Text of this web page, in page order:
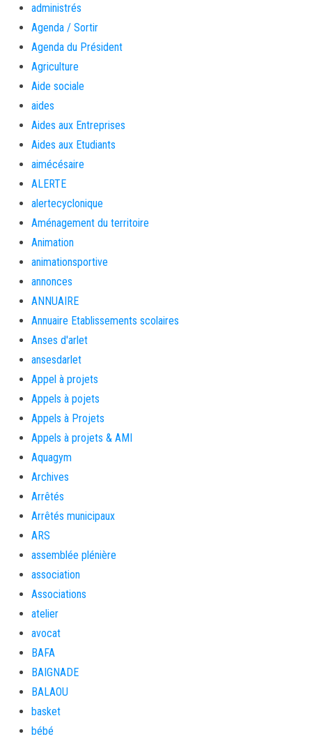
administrés
Agenda / Sortir
Agenda du Président
Agriculture
Aide sociale
aides
Aides aux Entreprises
Aides aux Etudiants
aimécésaire
ALERTE
alertecyclonique
Aménagement du territoire
Animation
animationsportive
annonces
ANNUAIRE
Annuaire Etablissements scolaires
Anses d'arlet
ansesdarlet
Appel à projets
Appels à pojets
Appels à Projets
Appels à projets & AMI
Aquagym
Archives
Arrêtés
Arrêtés municipaux
ARS
assemblée plénière
association
Associations
atelier
avocat
BAFA
BAIGNADE
BALAOU
basket
bébé